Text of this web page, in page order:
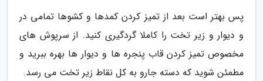
پس بهتر است بعد از تمیز کردن کمدها و کشوها تمامی در
و دیوار و زیر تخت را کاملا گردگیری کنید. از سرپوش های
مخصوص تمیز کردن قاب پنجره ها و دیوار ها بهره ببرید و
مطمئن شوید که دسته جارو به کل نقاط زیر تخت می رسد.